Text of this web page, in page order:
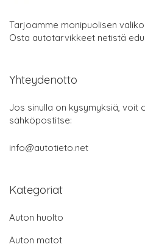
Tarjoamme monipuolisen
Osta autotarvikkeet netistä
Yhteydenotto
Jos sinulla on kysymyksiä, voit
sähköpostitse:
info@autotieto.net
Kategoriat
Auton huolto
Auton matot